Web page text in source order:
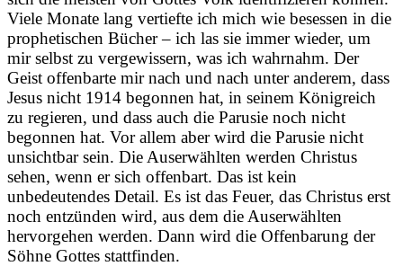
Viele Monate lang vertiefte ich mich wie besessen in die
prophetischen Bücher – ich las sie immer wieder, um
mir selbst zu vergewissern, was ich wahrnahm. Der
Geist offenbarte mir nach und nach unter anderem, dass
Jesus nicht 1914 begonnen hat, in seinem Königreich
zu regieren, und dass auch die Parusie noch nicht
begonnen hat. Vor allem aber wird die Parusie nicht
unsichtbar sein. Die Auserwählten werden Christus
sehen, wenn er sich offenbart. Das ist kein
unbedeutendes Detail. Es ist das Feuer, das Christus erst
noch entzünden wird, aus dem die Auserwählten
hervorgehen werden. Dann wird die Offenbarung der
Söhne Gottes stattfinden.